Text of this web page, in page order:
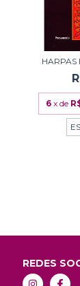
HARPAS
6 x de
REDES